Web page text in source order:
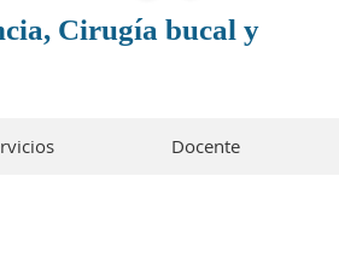
Cirugía bucal y
Docente